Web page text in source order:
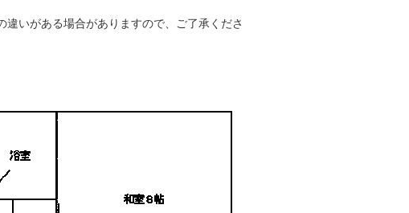
いがある場合がありますので、ご了承くださ